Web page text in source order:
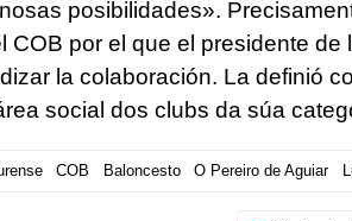
posibilidades».
COB por el que el presidente de
la colaboración. La definió
social dos clubs da súa
COB Baloncesto O Pereiro de Aguiar